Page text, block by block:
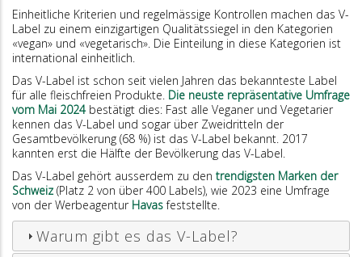
Einheitliche Kriterien und regelmässige Kontrollen machen das V-
Label zu einem einzigartigen Qualitätssiegel in den Kategorien
«vegan» und «vegetarisch». Die Einteilung in diese Kategorien ist
international einheitlich.
Das V-Label ist schon seit vielen Jahren das bekannteste Label
für alle fleischfreien Produkte. Die neuste repräsentative Umfrage
vom Mai 2024bestätigt dies: Fast alle Veganer und Vegetarier
kennen das V-Label und sogar über Zweidritteln der
Gesamtbevölkerung (68 %) ist das V-Label bekannt. 2017
kannten erst die Hälfte der Bevölkerung das V-Label.
Das V-Label gehört ausserdem zu den trendigsten Marken der
Schweiz (Platz 2 von über 400 Labels), wie 2023 eine Umfrage
von der Werbeagentur Havasfeststellte.
Warum gibt es das V-Label?